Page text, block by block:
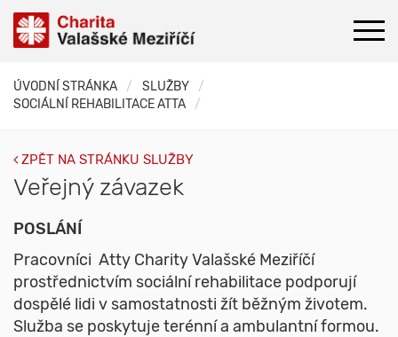
ÚVODNÍ STRÁNKA
SLUŽBY
SOCIÁLNÍ REHABILITACE ATTA
ZPĚT NA STRÁNKU SLUŽBY
Veřejný závazek
POSLÁNÍ
Pracovníci Atty Charity Valašské Meziříčí
prostřednictvím sociální rehabilitace podporují
dospělé lidi v samostatnosti žít běžným životem.
Služba se poskytuje terénní a ambulantní formou.